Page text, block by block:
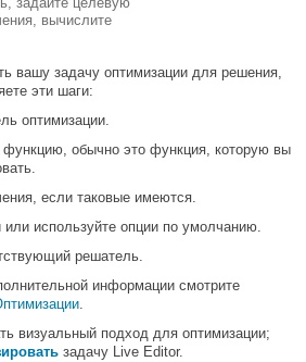
на
вычислите
вашу задачу оптимизации для решения,
эти шаги:
оптимизации.
обычно это функция, которую вы
если таковые имеются.
или используйте опции по умолчанию.
решатель.
информации смотрите
.
визуальный подход для оптимизации;
задачу Live Editor.